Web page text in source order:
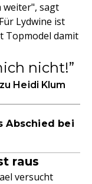
weiter", sagt
Lydwine ist
Topmodel damit
nicht!
Heidi Klum
Abschied bei
raus
versucht